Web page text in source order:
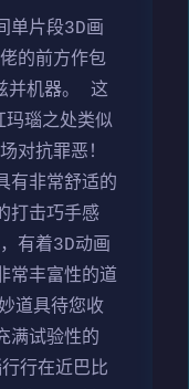
单片段3D画
的前方作包
并机器。 这
瑙之处类似
对抗罪恶！
有非常舒适的
打击巧手感
有着3D动画
常丰富性的道
道具待您收
满试验性的
行在近巴比